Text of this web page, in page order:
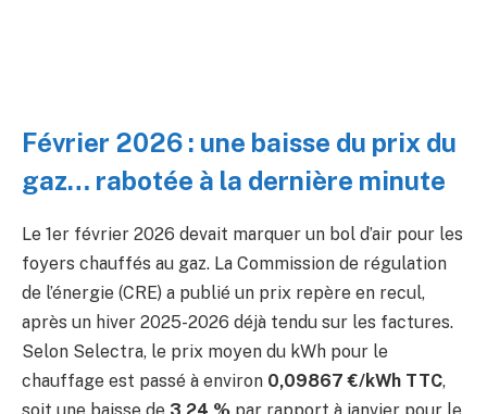
Février 2026 : une baisse du prix du
gaz… rabotée à la dernière minute
Le 1er février 2026 devait marquer un bol d’air pour les
foyers chauffés au gaz. La Commission de régulation
de l’énergie (CRE) a publié un prix repère en recul,
après un hiver 2025-2026 déjà tendu sur les factures.
Selon Selectra, le prix moyen du kWh pour le
chauffage est passé à environ 0,09867 €/kWh TTC,